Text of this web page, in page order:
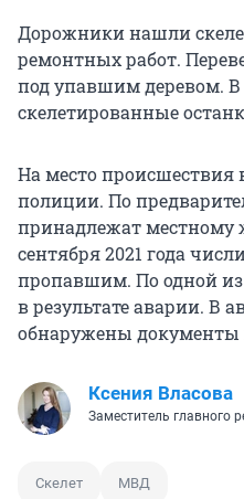
Дорожники нашли
ремонтных работ.
под упавшим деревом.
скелетированные
На место происшествия
полиции. По
принадлежат местному
сентября 2021 года
пропавшим. По одной
в результате аварии. В
обнаружены документы
Ксения Власова
Заместитель главного
Скелет МВД